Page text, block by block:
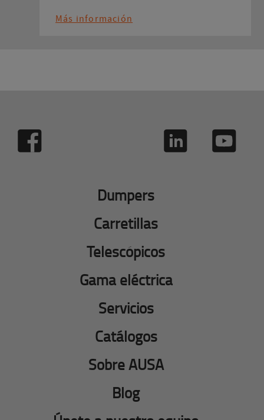
Más información
Dumpers
Carretillas
Telescópicos
Gama eléctrica
Servicios
Catálogos
Sobre AUSA
Blog